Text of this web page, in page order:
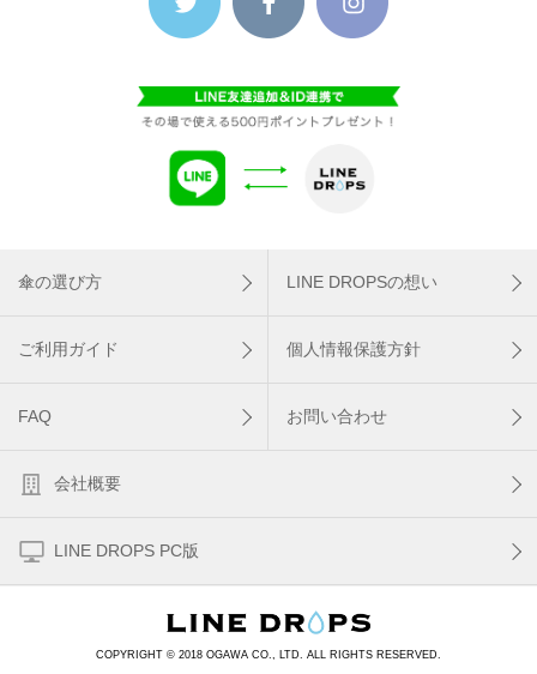
傘の選び方 LINE DROPSの想い
ご利用ガイド 個人情報保護方針
FAQ お問い合わせ
会社概要
LINE DROPS PC版
COPYRIGHT © 2018 OGAWA CO., LTD. ALL RIGHTS RESERVED.